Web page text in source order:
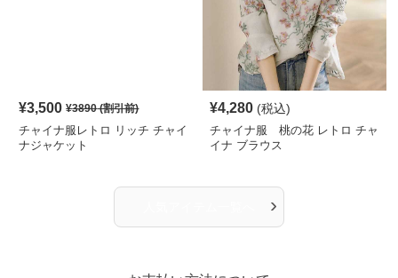
¥3,500 ¥3890(割引前)
チャイナ服レトロ リッチ チャイ
ナジャケット
¥4,280 (税込)
チャイナ服 桃の花 レトロ チャ
イナ ブラウス
›